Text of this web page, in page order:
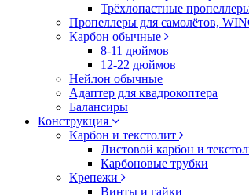
Трёхлопастные
Пропеллеры для самолётов,
Карбон обычные
8-11 дюймов
12-22 дюймов
Нейлон обычные
Адаптер для квадрокоптера
Балансиры
Конструкция
Карбон и текстолит
Листовой карбон и
Карбоновые трубки
Крепежи
Винты и гайки